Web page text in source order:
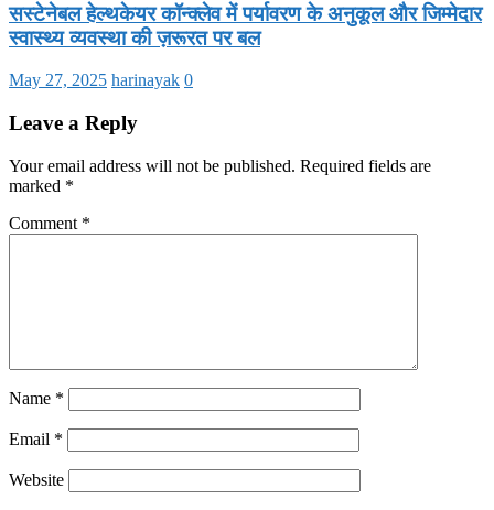
सस्टेनेबल हेल्थकेयर कॉन्क्लेव में पर्यावरण के अनुकूल और जिम्मेदार
स्वास्थ्य व्यवस्था की ज़रूरत पर बल
May 27, 2025 harinayak 0
Leave a Reply
Your email address will not be published. Required fields are
marked *
Comment *
Name *
Email *
Website